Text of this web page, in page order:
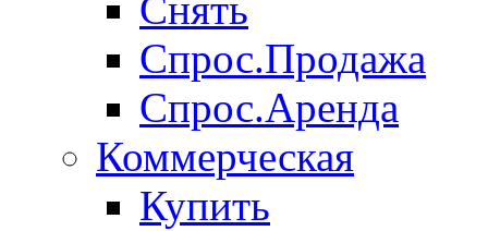
Спрос.Продажа
Спрос.Аренда
Коммерческая
Купить